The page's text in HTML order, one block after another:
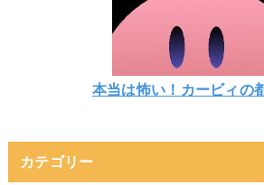
本当は怖い！カービィの
カテゴリー